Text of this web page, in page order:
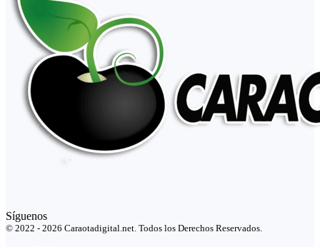
Síguenos
© 2022 - 2026 Caraotadigital.net. Todos los Derechos Reservados.